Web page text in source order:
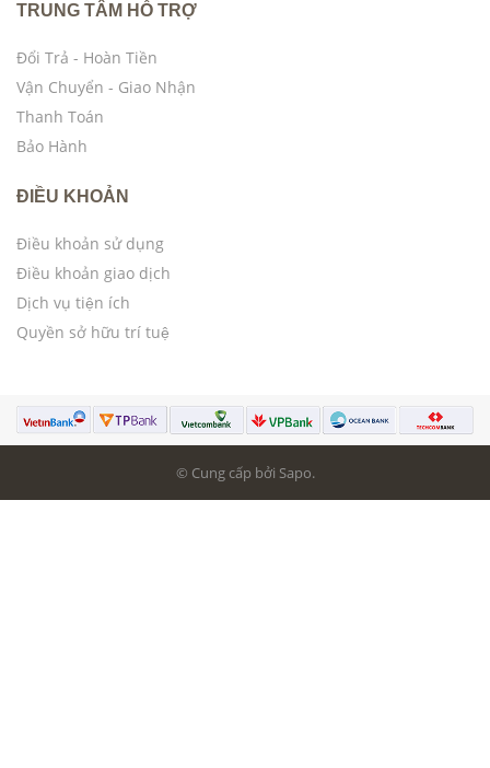
TRUNG TÂM HỖ TRỢ
Đổi Trả - Hoàn Tiền
Vận Chuyển - Giao Nhận
Thanh Toán
Bảo Hành
ĐIỀU KHOẢN
Điều khoản sử dụng
Điều khoản giao dịch
Dịch vụ tiện ích
Quyền sở hữu trí tuệ
© Cung cấp bởi Sapo.